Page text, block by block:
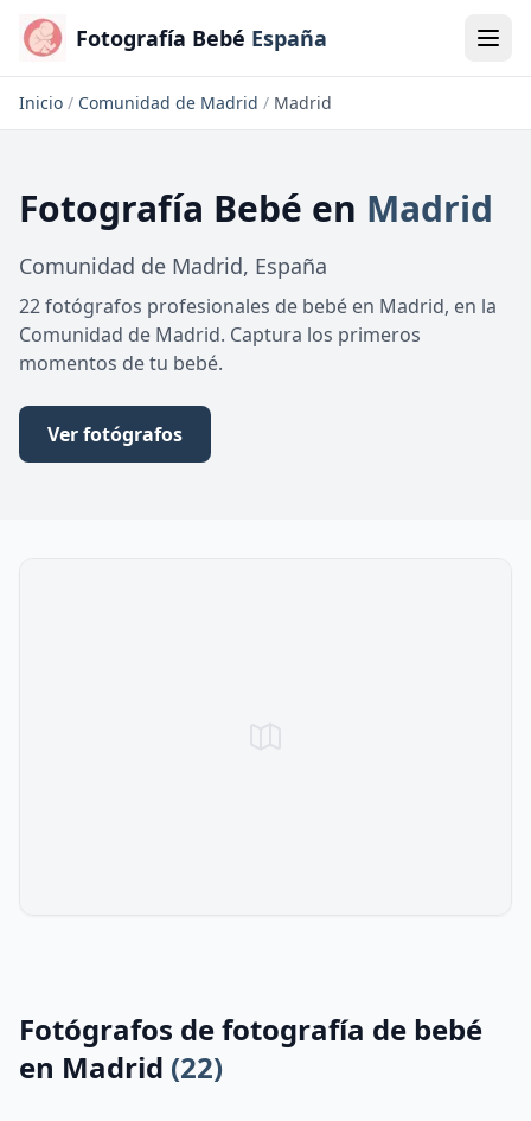
Fotografía Bebé España
Inicio / Comunidad de Madrid / Madrid
Fotografía Bebé en Madrid
Comunidad de Madrid, España
22 fotógrafos profesionales de bebé en Madrid, en la
Comunidad de Madrid. Captura los primeros
momentos de tu bebé.
Ver fotógrafos
Fotógrafos de fotografía de bebé
en Madrid (22)